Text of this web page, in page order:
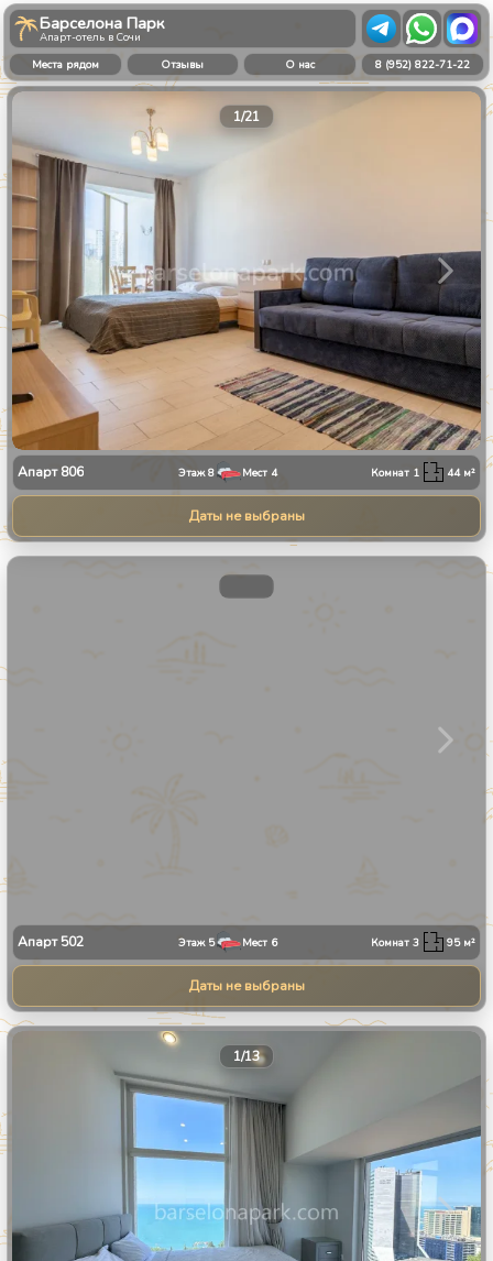
Барселона Парк
Апарт-отель в Сочи
Места рядом
Отзывы О нас 8 (952) 822-71-22
1/21
Апарт806 Этаж8 Мест 4 Комнат 1 44м²
Даты не выбраны
Апарт502 Этаж 5 Мест 6 Комнат3 95м²
Даты не выбраны
1/13